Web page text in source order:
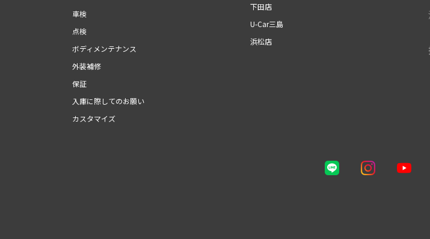
車検
点検
ボディメンテナンス
外装補修
保証
入庫に際してのお願い
カスタマイズ
下田店
U-Car三島
浜松店